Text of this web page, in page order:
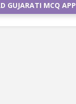
GUJARATI MCQ APP